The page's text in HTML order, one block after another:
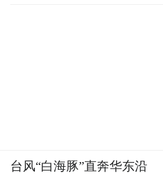
台风“白海豚”直奔华东沿